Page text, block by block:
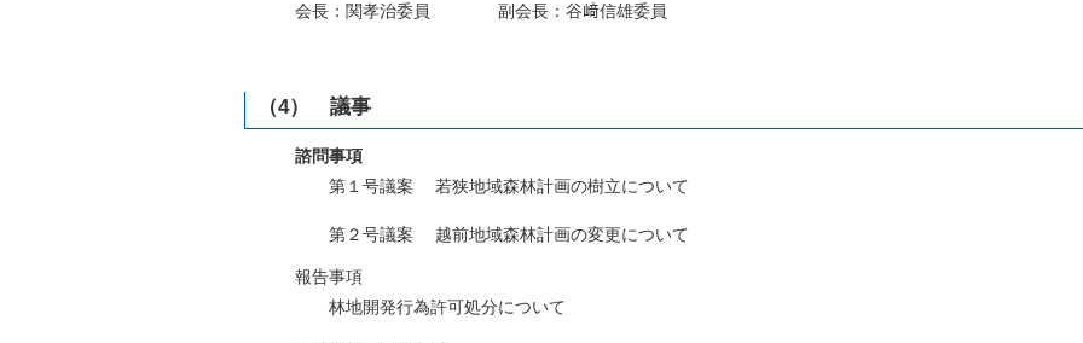
会長：関孝治委員 副会長：谷﨑信雄委員
（4） 議事
諮問事項
第１号議案 若狭地域森林計画の樹立について
第２号議案 越前地域森林計画の変更について
報告事項
林地開発行為許可処分について